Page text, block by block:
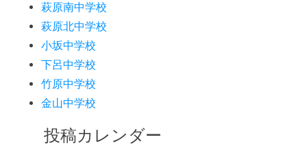
萩原南中学校
萩原北中学校
小坂中学校
下呂中学校
竹原中学校
金山中学校
投稿カレンダー